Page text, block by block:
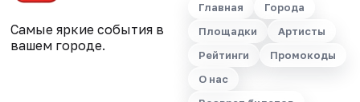
Самые яркие события в
вашем городе.
Главная
Города
Площадки
Артисты
Рейтинги
Промокоды
О нас